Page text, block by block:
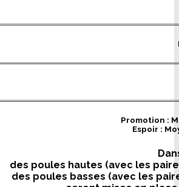
Promotion :
Espoir :
des poules hautes (avec les
des poules basses (avec les